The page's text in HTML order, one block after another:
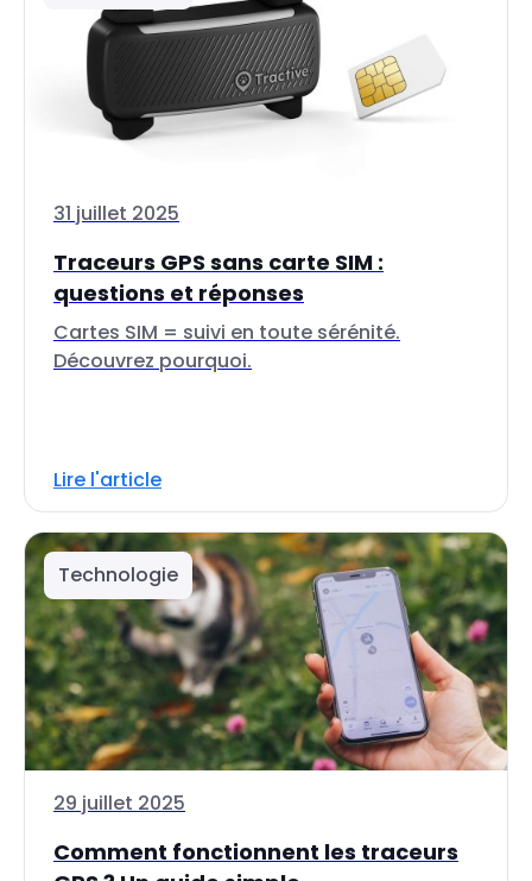
31 juillet 2025
Traceurs GPS sans carte SIM :
questions et réponses
Cartes SIM = suivi en toute sérénité.
Découvrez pourquoi.
Lire l'article
Technologie
29 juillet 2025
Comment fonctionnent les traceurs